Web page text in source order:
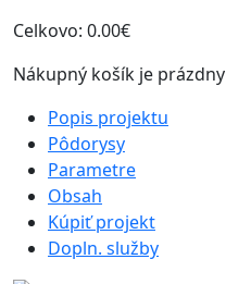
Celkovo: 0.00€
Nákupný košík je prázdny
Popis projektu
Pôdorysy
Parametre
Obsah
Kúpiť projekt
Dopln. služby